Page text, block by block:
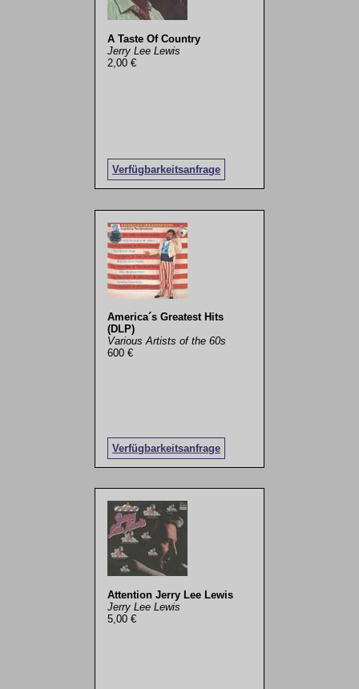
A Taste Of Country
Jerry Lee Lewis
2,00 €
Verfügbarkeitsanfrage
America´s Greatest Hits
(DLP)
Various Artists of the 60s
600 €
Verfügbarkeitsanfrage
Attention Jerry Lee Lewis
Jerry Lee Lewis
5,00 €